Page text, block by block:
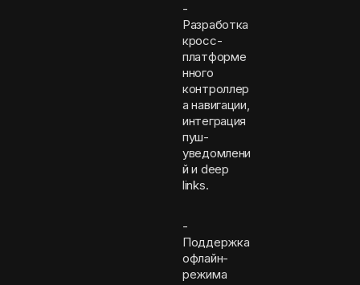
-
Разработка
кросс-
платформе
нного
контроллер
а навигации,
интеграция
пуш-
уведомлени
й и deep
links.
-
Поддержка
офлайн-
режима